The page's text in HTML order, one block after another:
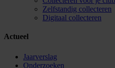
Zelfstandig collecteren
Digitaal collecteren
Actueel
Jaarverslag
Onderzoeken